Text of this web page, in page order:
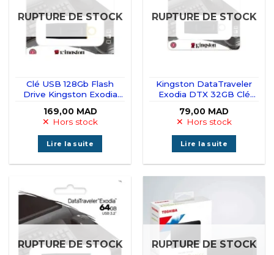
RUPTURE DE STOCK
Clé USB 128Gb Flash
Drive Kingston Exodia
169,00 MAD
Hors stock
Lire la suite
RUPTURE DE STOCK
Kingston DataTraveler
Exodia DTX 32GB Clé
79,00 MAD
Hors stock
Lire la suite
RUPTURE DE STOCK RUPTURE DE STOCK